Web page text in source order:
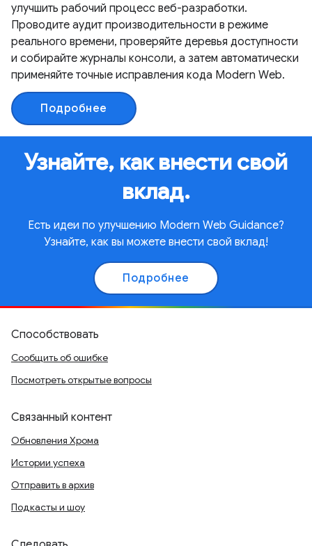
улучшить рабочий процесс веб-разработки.
Проводите аудит производительности в режиме
реального времени, проверяйте деревья доступности
и собирайте журналы консоли, а затем автоматически
применяйте точные исправления кода Modern Web.
Подробнее
Узнайте, как внести свой
вклад.
Есть идеи по улучшению Modern Web Guidance?
Узнайте, как вы можете внести свой вклад!
Подробнее
Способствовать
Сообщить об ошибке
Посмотреть открытые вопросы
Связанный контент
Обновления Хрома
Истории успеха
Отправить в архив
Подкасты и шоу